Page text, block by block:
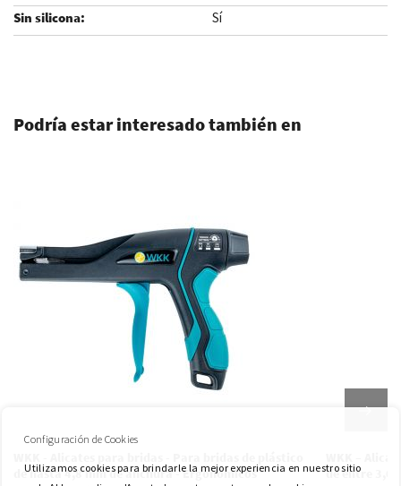
Sí
Podría estar interesado también en
de hasta 4,8 mm de anchura - Ergonómicos
de entre 3,6
Configuración de Cookies
Utilizamos cookies para brindarle la mejor experiencia en nuestro sitio